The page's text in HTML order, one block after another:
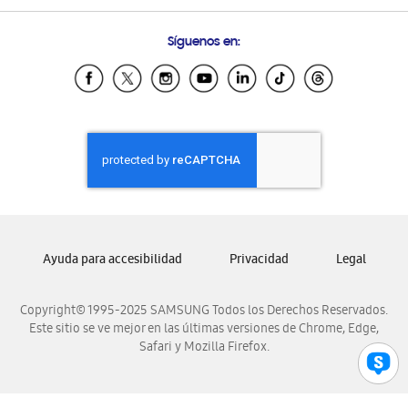
Samsung Ecuador
Samsung El Salvador
Samsung Honduras
Samsung Nicaragua
Samsung Panamá
Samsung Venezuela
Síguenos en:
Copyright© 1995-2025 SAMSUNG Todos los Derechos Reservados.
Este sitio se ve mejor en las últimas versiones de Chrome, Edge,
Safari y Mozilla Firefox.
Ayuda para accesibilidad Privacidad Legal